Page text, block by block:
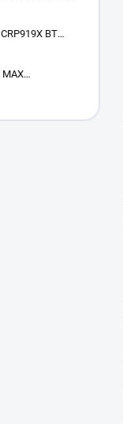
BT
MAX
diagnostika v